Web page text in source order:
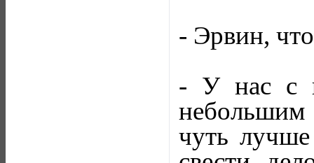
- Эрвин,
- У нас с
небольшим
чуть